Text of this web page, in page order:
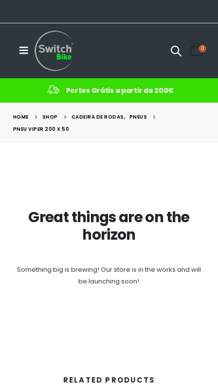
0
Portes Grátis a partir de 200€
HOME SHOP CADEIRA DE RODAS, PNEUS
PNEU VIPER 200 X 50
Great things are on the
horizon
Something big is brewing! Our store is in the works and will
be launching soon!
RELATED PRODUCTS